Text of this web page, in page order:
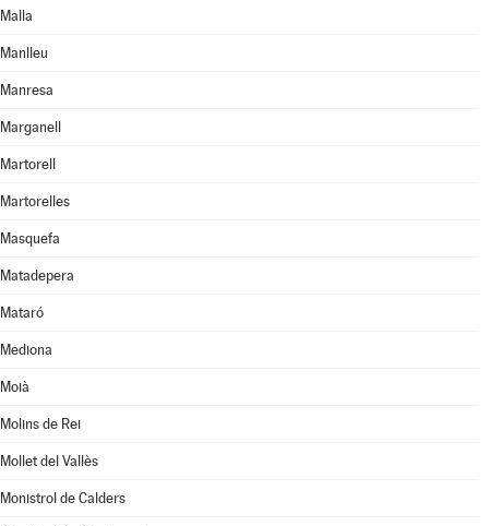
Malla
Manlleu
Manresa
Marganell
Martorell
Martorelles
Masquefa
Matadepera
Mataró
Mediona
Moià
Molins de Rei
Mollet del Vallès
Monistrol de Calders